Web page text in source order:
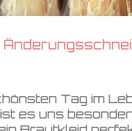
Tag im
es uns